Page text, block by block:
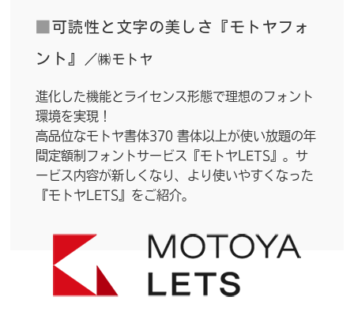
■可読性と文字の美しさ『モトヤフォ
ント』
／㈱モトヤ
進化した機能とライセンス形態で理想のフォント
環境を実現！
高品位なモトヤ書体370 書体以上が使い放題の年
間定額制フォントサービス『モトヤLETS』。サ
ービス内容が新しくなり、より使いやすくなった
『モトヤLETS』をご紹介。